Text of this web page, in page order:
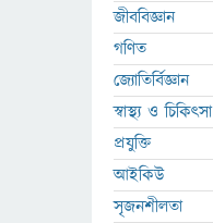
জীববিজ্ঞান
গণিত
জ্যোতির্বিজ্ঞান
স্বাস্থ্য ও চিকিৎসা
প্রযুক্তি
আইকিউ
সৃজনশীলতা